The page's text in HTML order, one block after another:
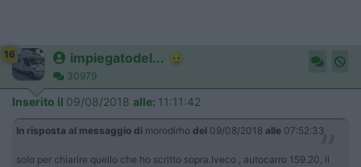
16 impiegatodel...
30979
Inserito il 09/08/2018 alle: 11:11:42
In risposta al messaggio di morodirho del 09/08/2018 alle 07:52:33
solo per chiarire quello che ho scritto sopra.Iveco , autocarro 159.20, il